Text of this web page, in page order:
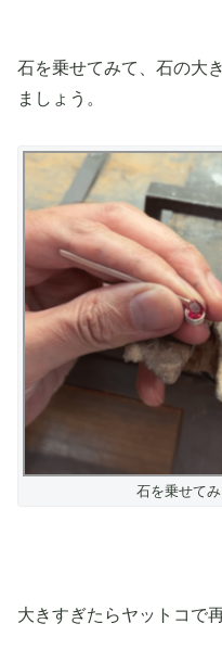
石を乗せてみて、石の大
ましょう。
石を乗せて
大きすぎたらヤットコで